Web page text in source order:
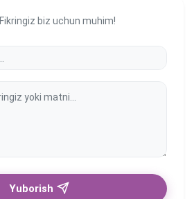
Fikringiz biz uchun muhim!
Yuborish